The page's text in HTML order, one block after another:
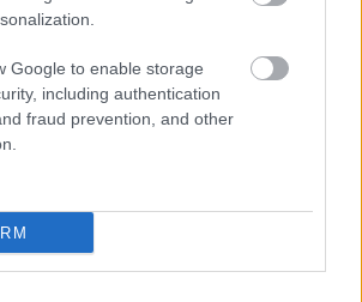
Google to enable storage
including authentication
fraud prevention, and other
16 órája